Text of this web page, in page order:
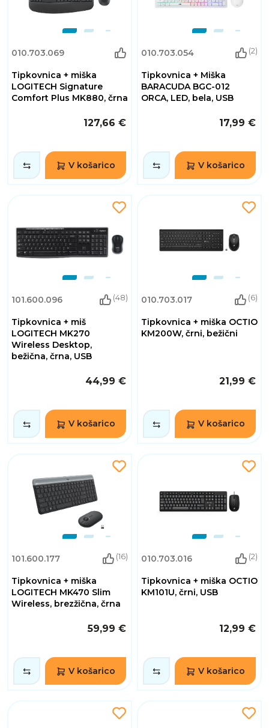
010.703.069
Tipkovnica + miška
LOGITECH Signature
Comfort Plus MK880, črna
127,66 €
V košarico
010.703.054 (2)
Tipkovnica + Miška
BARACUDA BGC-012
ORCA, LED, bela, USB
17,99 €
V košarico
101.600.096 (48)
Tipkovnica + miš
LOGITECH MK270
Wireless Desktop,
bežična, črna, USB
44,99 €
V košarico
010.703.017 (6)
Tipkovnica + miška OCTIO
KM200W, črni, bežični
21,99 €
V košarico
101.600.177 (16)
Tipkovnica + miška
LOGITECH MK470 Slim
Wireless, brezžična, črna
59,99 €
V košarico
010.703.016 (2)
Tipkovnica + miška OCTIO
KM101U, črni, USB
12,99 €
V košarico